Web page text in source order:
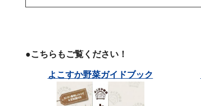
●こちらもご覧ください！
よこすか野菜ガイドブック